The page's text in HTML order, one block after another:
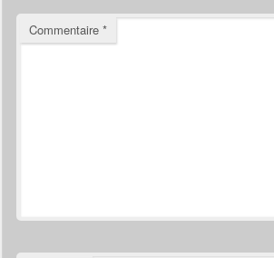
Commentaire *